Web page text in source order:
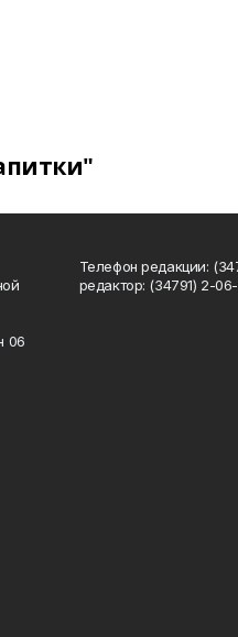
06
Телефон редакции:
редактор: (34791) 2-